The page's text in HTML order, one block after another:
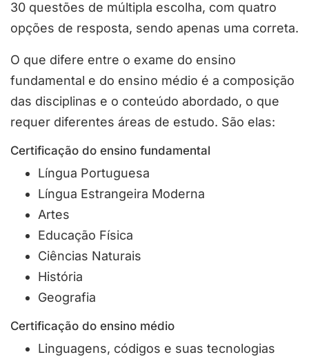
30 questões de múltipla escolha, com quatro
opções de resposta, sendo apenas uma correta.
O que difere entre o exame do ensino
fundamental e do ensino médio é a composição
das disciplinas e o conteúdo abordado, o que
requer diferentes áreas de estudo. São elas:
Certificação do ensino fundamental
Língua Portuguesa
Língua Estrangeira Moderna
Artes
Educação Física
Ciências Naturais
História
Geografia
Certificação do ensino médio
Linguagens, códigos e suas tecnologias